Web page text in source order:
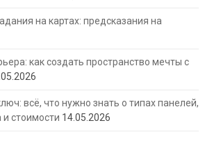
на картах: предсказания на
как создать пространство мечты с
всё, что нужно знать о типах панелей,
и стоимости 14.05.2026